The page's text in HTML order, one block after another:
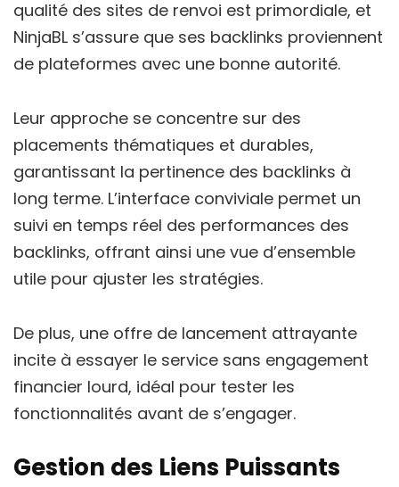
qualité des sites de renvoi est primordiale, et
NinjaBL s’assure que ses backlinks proviennent
de plateformes avec une bonne autorité.
Leur approche se concentre sur des
placements thématiques et durables,
garantissant la pertinence des backlinks à
long terme. L’interface conviviale permet un
suivi en temps réel des performances des
backlinks, offrant ainsi une vue d’ensemble
utile pour ajuster les stratégies.
De plus, une offre de lancement attrayante
incite à essayer le service sans engagement
financier lourd, idéal pour tester les
fonctionnalités avant de s’engager.
Gestion des Liens Puissants